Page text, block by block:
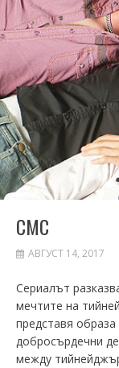
СМС
АВГУСТ 14, 2017
Сериалът
мечтите на
представя
добросърдечни
между